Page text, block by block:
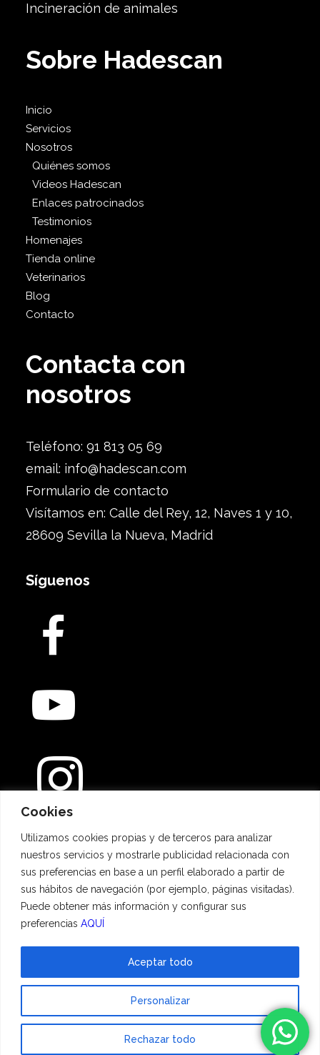
Cookies
Utilizamos cookies propias y de terceros para analizar
nuestros servicios y mostrarle publicidad relacionada con
sus preferencias en base a un perfil elaborado a partir de
sus hábitos de navegación (por ejemplo, páginas visitadas).
Puede obtener más información y configurar sus
preferencias AQUÍ
Personalizar
Rechazar todo
Aceptar todo
Incineración de animales
Sobre Hadescan
Inicio
Servicios
Nosotros
Quiénes somos
Videos Hadescan
Enlaces patrocinados
Testimonios
Homenajes
Tienda online
Veterinarios
Blog
Contacto
Contacta con
nosotros
Teléfono: 91 813 05 69
email: info@hadescan.com
Formulario de contacto
Visítamos en: Calle del Rey, 12, Naves 1 y 10,
28609 Sevilla la Nueva, Madrid
Síguenos
Métodos de pago
© 2023 Hadescan All rights reserved ·Aviso Legal
Política de cookies| Powered bybinary